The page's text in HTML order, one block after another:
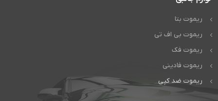
ریموت بتا
ریموت بی اف تی
ریموت فک
ریموت فادینی
ریموت ضد کپی